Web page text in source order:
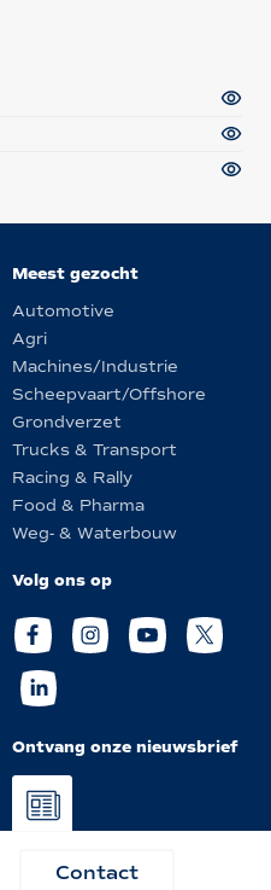
Contact
Meest gezocht
Automotive
Agri
Machines/Industrie
Scheepvaart/Offshore
Grondverzet
Trucks & Transport
Racing & Rally
Food & Pharma
Weg- & Waterbouw
Volg ons op
Ontvang onze nieuwsbrief